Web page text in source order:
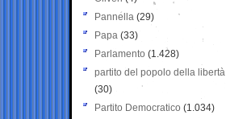
Pannella (29)
Papa (33)
Parlamento (1.428)
partito del popolo della libertà
(30)
Partito Democratico (1.034)